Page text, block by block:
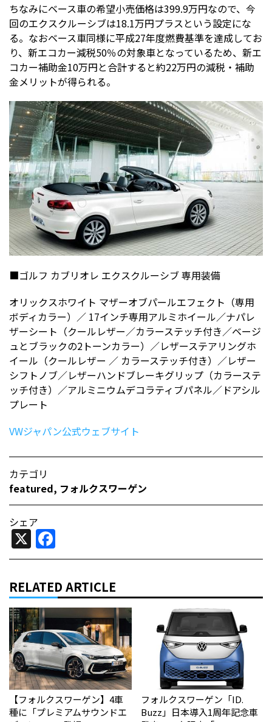
ちなみにベース車の希望小売価格は399.9万円なので、今
回のエクスクルーシブは18.1万円プラスという設定にな
る。なおベース車同様に平成27年度燃費基準を達成してお
り、新エコカー減税50％の対象車となっているため、新エ
コカー補助金10万円と合計すると約22万円の減税・補助
金メリットが得られる。
■ゴルフ カブリオレ エクスクルーシブ 専用装備
オリックスホワイト マザーオブパールエフェクト（専用
ボディカラー）／ 17インチ専用アルミホイール／ナパレ
ザーシート（クールレザー／カラーステッチ付き／ベージ
ュとブラックの2トーンカラー）／レザーステアリングホ
イール（クールレザー ／ カラーステッチ付き）／レザー
シフトノブ／レザーハンドブレーキグリップ（カラーステ
ッチ付き）／アルミニウムデコラティブパネル／ドアシル
プレート
VWジャパン公式ウェブサイト
カテゴリ
featured, フォルクスワーゲン
シェア
X
RELATED ARTICLE
【フォルクスワーゲン】4車
種に「プレミアムサウンドエ
フォルクスワーゲン「ID.
Buzz」日本導入1周年記念車